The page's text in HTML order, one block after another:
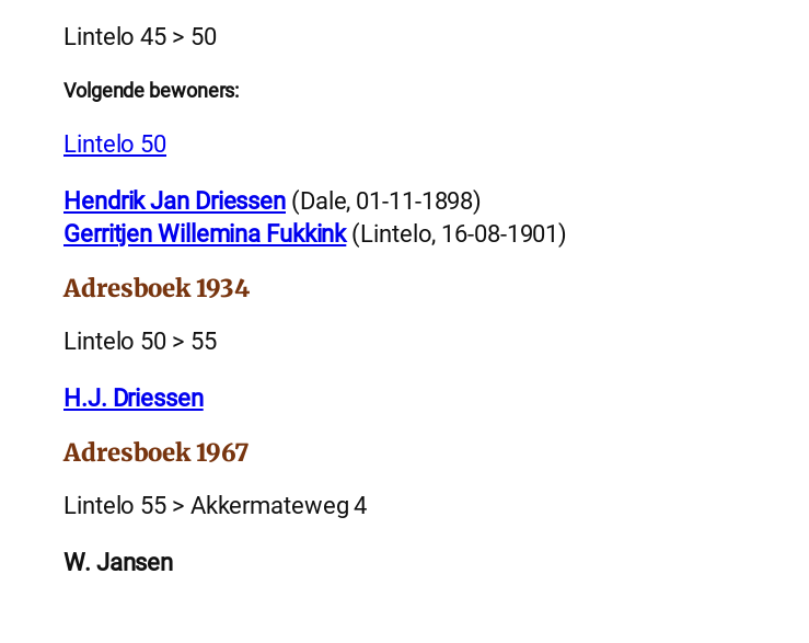
Lintelo 45 > 50
Volgende bewoners:
Lintelo 50
Hendrik Jan Driessen (Dale, 01-11-1898)
Gerritjen Willemina Fukkink(Lintelo, 16-08-1901)
Adresboek 1934
Lintelo 50 > 55
H.J. Driessen
Adresboek 1967
Lintelo 55 > Akkermateweg 4
W. Jansen